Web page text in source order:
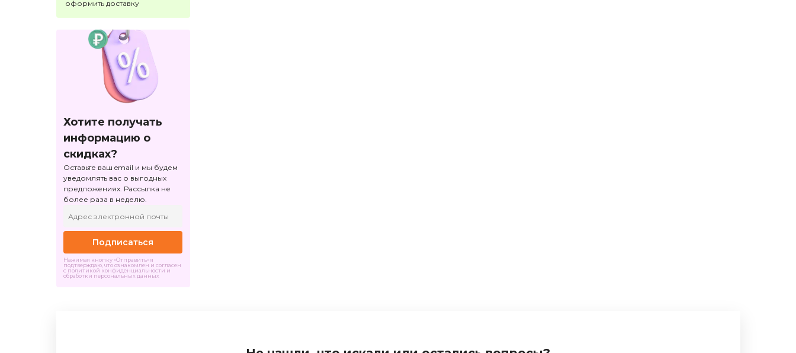
оформить доставку
Хотите получать
информацию о
скидках?
Оставьте ваш email и мы будем
уведомлять вас о выгодных
предложениях. Рассылка не
более раза в неделю.
Подписаться
Нажимая кнопку «Отправить» я
подтверждаю, что ознакомлен и согласен
с политикой конфиденциальности и
обработки персональных данных